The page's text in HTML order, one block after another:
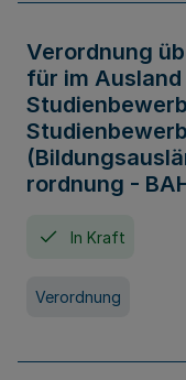
Verordnung
für im
rordnung -
In Kraft
Verordnung